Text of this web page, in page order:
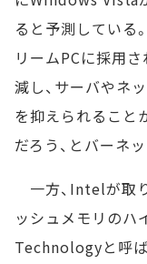
ると予測している
リームPCに採用さ
減し、サーバやネ
を抑えられること
だろう、とバーネ
一方、Intelが取
ッシュメモリのハ
Technologyと呼